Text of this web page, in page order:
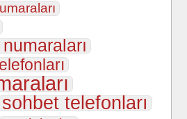
sohbet telefonları